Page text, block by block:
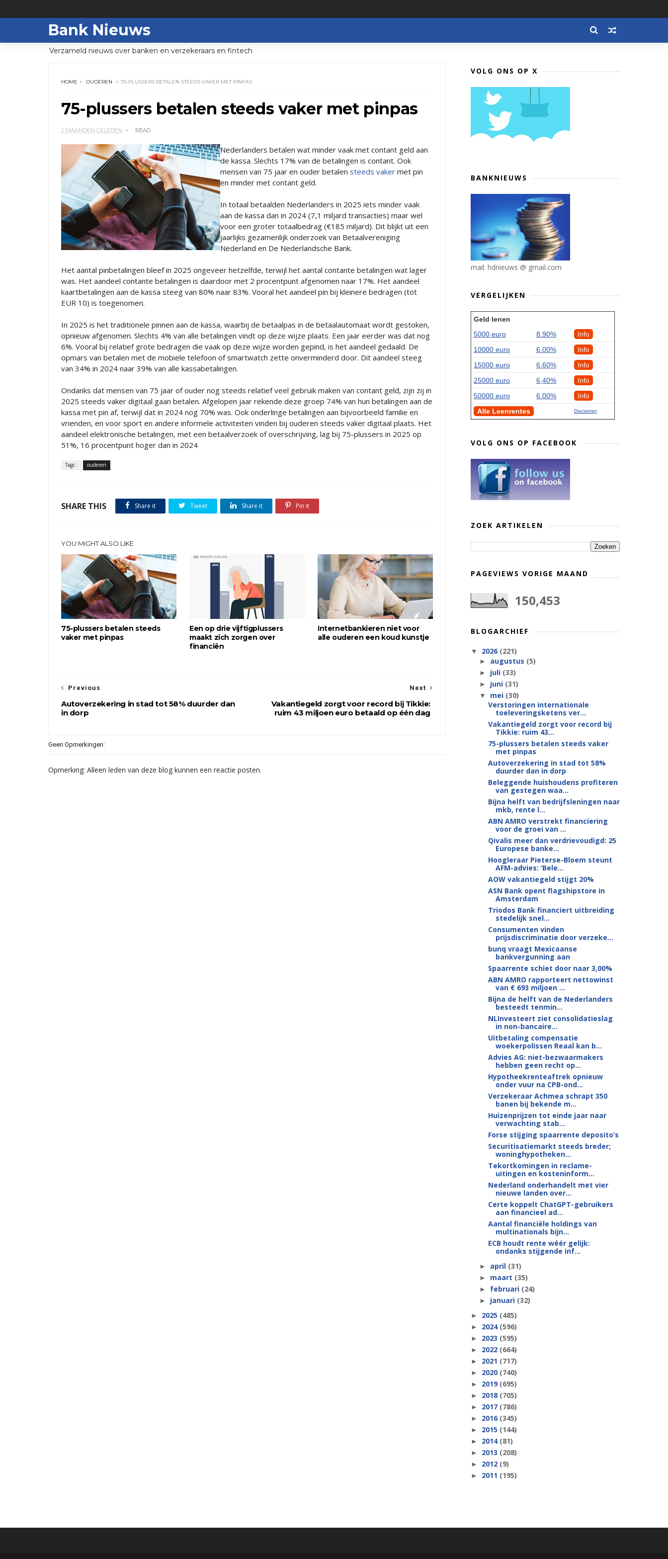
Bank Nieuws
Verzameld nieuws over banken en verzekeraars en fintech
HOME OUDEREN 75-PLUSSERS BETALEN STEEDS VAKER MET PINPAS
75-plussers betalen steeds vaker met pinpas
2 MAANDEN GELEDEN READ
Nederlanders betalen wat minder vaak met contant geld aan
de kassa. Slechts 17% van de betalingen is contant. Ook
mensen van 75 jaar en ouder betalen steeds vaker met pin
en minder met contant geld.
In totaal betaalden Nederlanders in 2025 iets minder vaak
aan de kassa dan in 2024 (7,1 miljard transacties) maar wel
voor een groter totaalbedrag (€185 miljard). Dit blijkt uit een
jaarlijks gezamenlijk onderzoek van Betaalvereniging
Nederland en De Nederlandsche Bank.
Het aantal pinbetalingen bleef in 2025 ongeveer hetzelfde, terwijl het aantal contante betalingen wat lager
was. Het aandeel contante betalingen is daardoor met 2 procentpunt afgenomen naar 17%. Het aandeel
kaartbetalingen aan de kassa steeg van 80% naar 83%. Vooral het aandeel pin bij kleinere bedragen (tot
EUR 10) is toegenomen.
In 2025 is het traditionele pinnen aan de kassa, waarbij de betaalpas in de betaalautomaat wordt gestoken,
opnieuw afgenomen. Slechts 4% van alle betalingen vindt op deze wijze plaats. Een jaar eerder was dat nog
6%. Vooral bij relatief grote bedragen die vaak op deze wijze worden gepind, is het aandeel gedaald. De
opmars van betalen met de mobiele telefoon of smartwatch zette onverminderd door. Dit aandeel steeg
van 34% in 2024 naar 39% van alle kassabetalingen.
Ondanks dat mensen van 75 jaar of ouder nog steeds relatief veel gebruik maken van contant geld, zijn zij in
2025 steeds vaker digitaal gaan betalen. Afgelopen jaar rekende deze groep 74% van hun betalingen aan de
kassa met pin af, terwijl dat in 2024 nog 70% was. Ook onderlinge betalingen aan bijvoorbeeld familie en
vrienden, en voor sport en andere informele activiteiten vinden bij ouderen steeds vaker digitaal plaats. Het
aandeel elektronische betalingen, met een betaalverzoek of overschrijving, lag bij 75-plussers in 2025 op
51%, 16 procentpunt hoger dan in 2024
Tags : ouderen
SHARE THIS Share it Tweet Share it Pin it
YOU MIGHT ALSO LIKE
75-plussers betalen steeds
vaker met pinpas
Een op drie vijftigplussers
maakt zich zorgen over
financiën
Internetbankieren niet voor
alle ouderen een koud kunstje
Next
Vakantiegeld zorgt voor record bij Tikkie:
ruim 43 miljoen euro betaald op één dag
Previous
Autoverzekering in stad tot 58% duurder dan
in dorp
Geen Opmerkingen:
Opmerking: Alleen leden van deze blog kunnen een reactie posten.
VOLG ONS OP X
BANKNIEUWS
mail: hdnieuws @ gmail.com
VERGELIJKEN
Geld lenen
5000 euro
8.90%
Info
10000 euro
6.00%
Info
15000 euro
6.60%
Info
25000 euro
6,40%
Info
50000 euro
6.00%
Info
Alle Leenrentes
Disclaimer
VOLG ONS OP FACEBOOK
ZOEK ARTIKELEN
PAGEVIEWS VORIGE MAAND
150,453
BLOGARCHIEF
▼ 2026 (221)
► augustus (5)
► juli (33)
► juni (31)
▼ mei (30)
Verstoringen internationale
toeleveringsketens ver...
Vakantiegeld zorgt voor record bij
Tikkie: ruim 43...
75-plussers betalen steeds vaker
met pinpas
Autoverzekering in stad tot 58%
duurder dan in dorp
Beleggende huishoudens profiteren
van gestegen waa...
Bijna helft van bedrijfsleningen naar
mkb, rente l...
ABN AMRO verstrekt financiering
voor de groei van ...
Qivalis meer dan verdrievoudigd: 25
Europese banke...
Hoogleraar Pieterse-Bloem steunt
AFM-advies: ‘Bele...
AOW vakantiegeld stijgt 20%
ASN Bank opent flagshipstore in
Amsterdam
Triodos Bank financiert uitbreiding
stedelijk snel...
Consumenten vinden
prijsdiscriminatie door verzeke...
bunq vraagt Mexicaanse
bankvergunning aan
Spaarrente schiet door naar 3,00%
ABN AMRO rapporteert nettowinst
van € 693 miljoen ...
Bijna de helft van de Nederlanders
besteedt tenmin...
NLInvesteert ziet consolidatieslag
in non-bancaire...
Uitbetaling compensatie
woekerpolissen Reaal kan b...
Advies AG: niet-bezwaarmakers
hebben geen recht op...
Hypotheekrenteaftrek opnieuw
onder vuur na CPB-ond...
Verzekeraar Achmea schrapt 350
banen bij bekende m...
Huizenprijzen tot einde jaar naar
verwachting stab...
Forse stijging spaarrente deposito’s
Securitisatiemarkt steeds breder;
woninghypotheken...
Tekortkomingen in reclame-
uitingen en kosteninform...
Nederland onderhandelt met vier
nieuwe landen over...
Certe koppelt ChatGPT-gebruikers
aan financieel ad...
Aantal financiële holdings van
multinationals bijn...
ECB houdt rente wéér gelijk:
ondanks stijgende inf...
► april (31)
► maart (35)
► februari (24)
► januari (32)
► 2025 (485)
► 2024 (596)
► 2023 (595)
► 2022 (664)
► 2021 (717)
► 2020 (740)
► 2019 (695)
► 2018 (705)
► 2017 (786)
► 2016 (345)
► 2015 (144)
► 2014 (81)
► 2013 (208)
► 2012 (9)
► 2011 (195)